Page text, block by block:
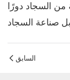
السجاد دورًا
السابق